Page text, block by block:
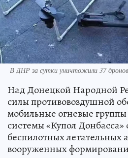
В ДНР за сутки уничтожили 37
Над Донецкой Народной
силы противовоздушной
мобильные огневые
системы «Купол Донбасса»
беспилотных летательных
вооруженных